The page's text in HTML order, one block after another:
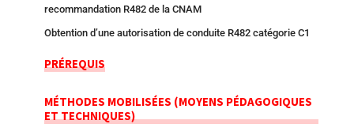
recommandation R482 de la CNAM
Obtention d’une autorisation de conduite R482 catégorie C1
PRÉREQUIS
MÉTHODES MOBILISÉES (MOYENS PÉDAGOGIQUES
ET TECHNIQUES)